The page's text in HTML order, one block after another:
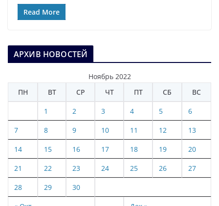
Read More
АРХИВ НОВОСТЕЙ
Ноябрь 2022
ПН
ВТ СР ЧТ ПТ СБ ВС
1 2 3 4 5 6
7 8 9 10 11 12 13
14 15 16 17 18 19 20
21 22 23 24 25 26 27
28 29 30